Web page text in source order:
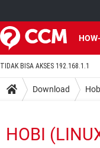
TIDAK BISA AKSES 192.168.1.1
Download
HOBI